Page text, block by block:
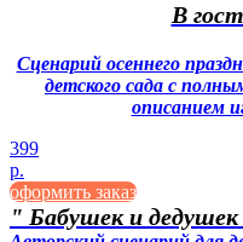
В
Сценарий осеннего
детского сада с
описанием
399
р.
оформить заказ
" Бабушек и